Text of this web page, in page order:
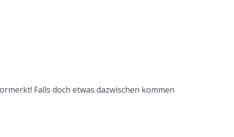
Falls doch etwas dazwischen kommen